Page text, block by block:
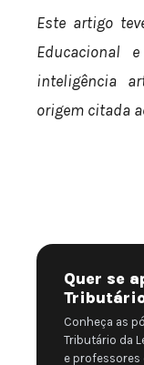
Este artigo
Educacional
inteligência
origem citada
Quer se
Conheça as
Tributário da
e professores